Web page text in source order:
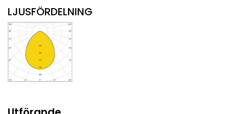
LJUSFÖRDELNING